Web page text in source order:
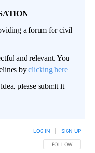
a forum for civil
and relevant. You
by clicking here
please submit it
FOLLOW THIS
FOLLOW
LOG IN SIGN UP